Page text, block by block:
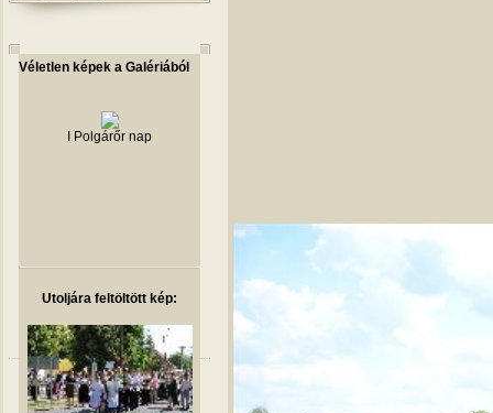
Véletlen képek a Galériából
I Polgárőr nap
Utoljára feltöltött kép: